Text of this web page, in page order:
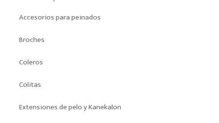
Accesorios para peinados
Broches
Coleros
Colitas
Extensiones de pelo y Kanekalon